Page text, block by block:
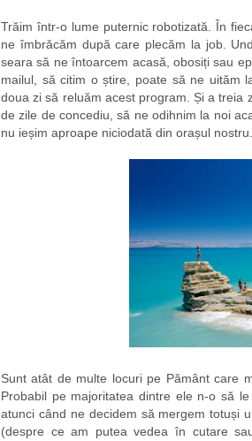
Trăim într-o lume puternic robotizată. În
ne îmbrăcăm după care plecăm la job.
seara să ne întoarcem acasă, obosiți sau
mailul, să citim o știre, poate să ne uităm
doua zi să reluăm acest program. Și a treia
de zile de concediu, să ne odihnim la noi
nu ieșim aproape niciodată din orașul
Sunt atât de multe locuri pe Pământ care
Probabil pe majoritatea dintre ele n-o să
atunci când ne decidem să mergem totuși
(despre ce am putea vedea în cutare